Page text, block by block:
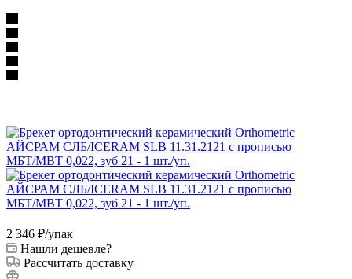
2 346 ₽/упак
Нашли дешевле?
Рассчитать доставку